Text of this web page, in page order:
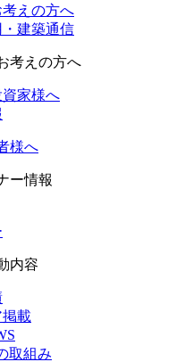
えの方へ
建築通信
考えの方へ
家様へ
様へ
ー情報
内容
掲載
取組み